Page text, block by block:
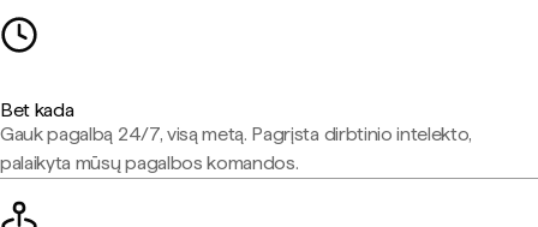
Bet kada
Gauk pagalbą 24/7, visą metą. Pagrįsta dirbtinio intelekto,
palaikyta mūsų pagalbos komandos.